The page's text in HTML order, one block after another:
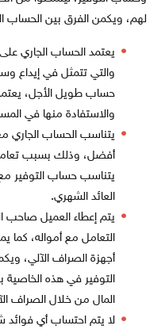
لهم، ويكمن الفرق بين الحساب
يعتمد الحساب الجاري
والتي تتمثل في إيداع
حساب طويل الأجل،
والاستفادة منها في
يتناسب الحساب الجاري
أفضل، وذلك بسبب
يتناسب حساب التوفير مع
العائد الشهري.
يتم إعطاء العميل صاحب
التعامل مع أمواله، كما
أجهزة الصراف الآلي،
التوفير في هذه
المال من خلال الصراف
لا يتم احتساب أي فوائد